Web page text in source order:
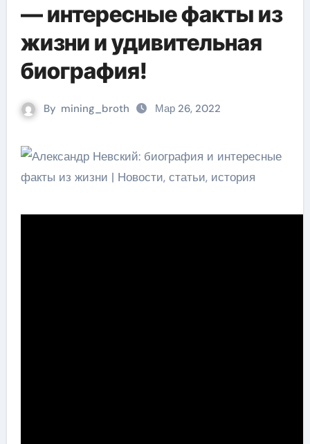
— интересные факты из
жизни и удивительная
биография!
By mining_broth Мар 26, 2022